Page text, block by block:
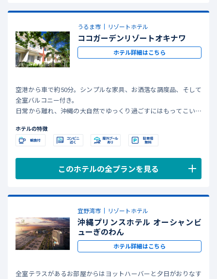
うるま市 リゾートホテル
ココガーデンリゾートオキナワ
ホテル詳細はこちら
空港から車で約50分。シンプルな家具、お洒落な調度品、そして
全室バルコニー付き。
日常から離れ、沖縄の大自然でゆっくり過ごすにはもってこいの
ホテルの特徴
このホテルの全プランを見る
宜野湾市 リゾートホテル
沖縄プリンスホテル オーシャンビ
ューぎのわん
ホテル詳細はこちら
全室テラスがあるお部屋からはヨットハーバーと夕日がおりなす